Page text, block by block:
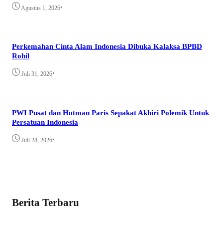
Agustus 1, 2026•
Perkemahan Cinta Alam Indonesia Dibuka Kalaksa BPBD
Rohil
Juli 31, 2026•
PWI Pusat dan Hotman Paris Sepakat Akhiri Polemik Untuk
Persatuan Indonesia
Juli 28, 2026•
Berita Terbaru